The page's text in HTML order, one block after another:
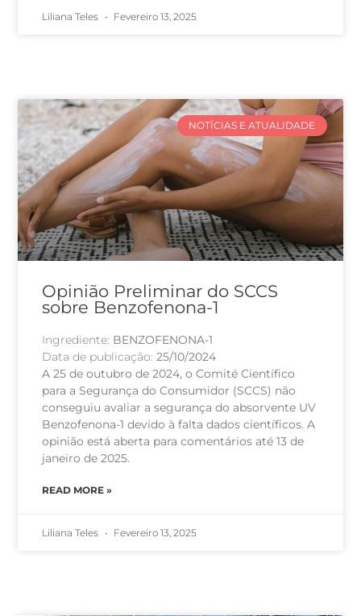
Liliana Teles Fevereiro 13, 2025
NOTÍCIAS E ATUALIDADE
Opinião Preliminar do SCCS
sobre Benzofenona-1
Ingrediente: BENZOFENONA-1
Data de publicação:25/10/2024
A 25 de outubro de 2024, o Comité Científico
para a Segurança do Consumidor (SCCS) não
conseguiu avaliar a segurança do absorvente UV
Benzofenona-1 devido à falta dados científicos. A
opinião está aberta para comentários até 13 de
janeiro de 2025.
READ MORE »
Liliana Teles Fevereiro 13, 2025